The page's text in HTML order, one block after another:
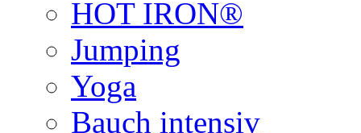
HOT IRON®
Jumping
Yoga
Bauch intensiv